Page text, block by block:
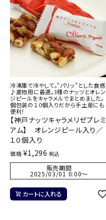
冷凍庫で冷やして。“パリッ”とした食感
♪進物用に最適。3種のナッツとオレン
ジピールをキャラメルでまとめました。
個包装の１０個入りだから手土産にも
便利！
【神戸ナッツキャラメリゼプレミ
アム】 オレンジピール入り／
１０個入り
価格 ¥1,296 税込
販売期間
2025/03/01 0:00〜
カートに入れる